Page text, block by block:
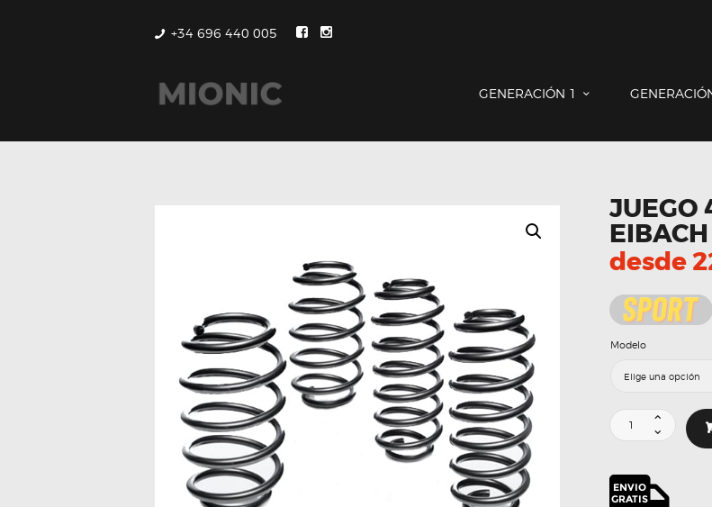
+34 696 440 005
GENERACIÓN 1
COUNTRYMAN & PACEMAN
JUEGO
EIBACH
desde
Modelo
KIT
-